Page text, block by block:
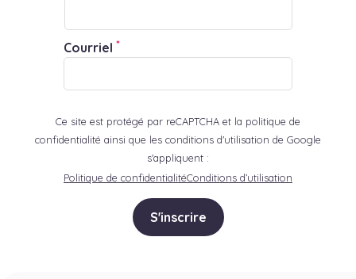
Courriel *
Ce site est protégé par reCAPTCHA et la politique de
confidentialité ainsi que les conditions d'utilisation de Google
s'appliquent :
Politique de confidentialitéConditions d’utilisation
S'inscrire